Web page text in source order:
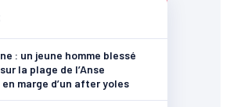
: un jeune homme blessé
la plage de l’Anse
marge d’un after yoles